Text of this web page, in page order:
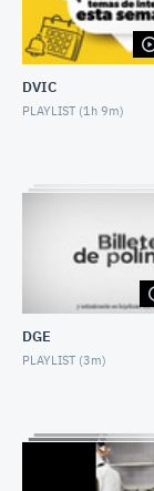
DVIC
PLAYLIST (1h 9m)
DGE
PLAYLIST (3m)